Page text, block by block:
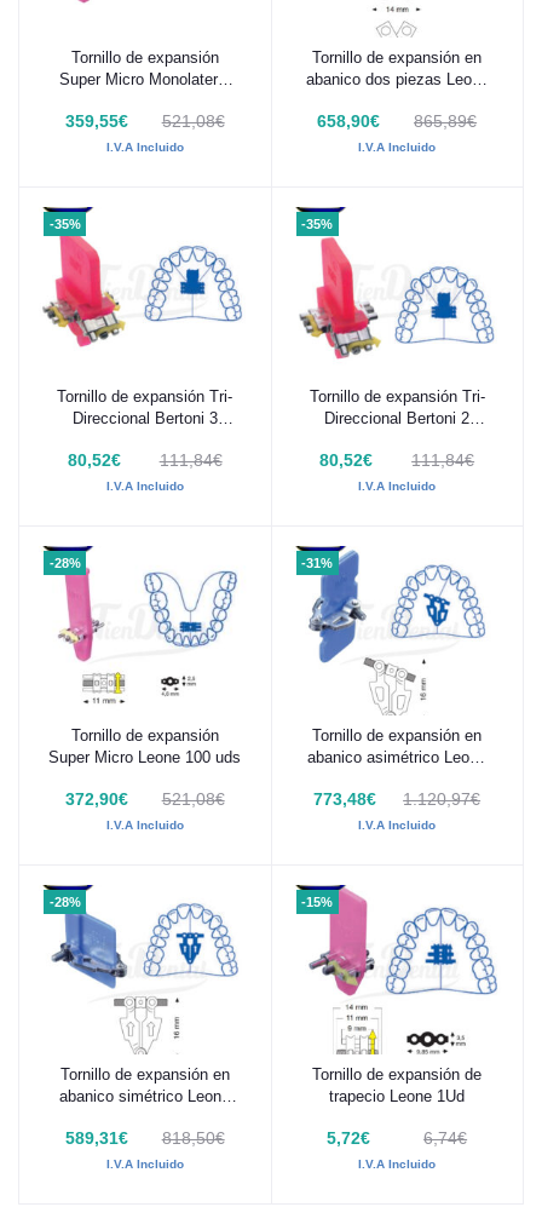
Añadir al carrito
Tornillo de expansión
Super Micro Monolateral
359,55€ 521,08€
I.V.A Incluido
Añadir al carrito
Tornillo de expansión en
abanico dos piezas Leone
658,90€ 865,89€
I.V.A Incluido
-35%
Añadir al carrito
Tornillo de expansión Tri-
Direccional Bertoni 3
80,52€ 111,84€
I.V.A Incluido
-35%
Añadir al carrito
Tornillo de expansión Tri-
Direccional Bertoni 2
80,52€ 111,84€
I.V.A Incluido
-28%
Añadir al carrito
Tornillo de expansión
Super Micro Leone 100 uds
372,90€ 521,08€
I.V.A Incluido
-31%
Añadir al carrito
Tornillo de expansión en
abanico asimétrico Leone
773,48€ 1.120,97€
I.V.A Incluido
-28%
Añadir al carrito
Tornillo de expansión en
abanico simétrico Leone
589,31€ 818,50€
I.V.A Incluido
-15%
Añadir al carrito
Tornillo de expansión de
trapecio Leone 1Ud
5,72€ 6,74€
I.V.A Incluido